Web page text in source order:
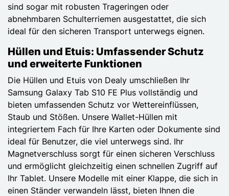
sind sogar mit robusten Trageringen oder
abnehmbaren Schulterriemen ausgestattet, die sich
ideal für den sicheren Transport unterwegs eignen.
Hüllen und Etuis: Umfassender Schutz
und erweiterte Funktionen
Die Hüllen und Etuis von Dealy umschließen Ihr
Samsung Galaxy Tab S10 FE Plus vollständig und
bieten umfassenden Schutz vor Wettereinflüssen,
Staub und Stößen. Unsere Wallet-Hüllen mit
integriertem Fach für Ihre Karten oder Dokumente sind
ideal für Benutzer, die viel unterwegs sind. Ihr
Magnetverschluss sorgt für einen sicheren Verschluss
und ermöglicht gleichzeitig einen schnellen Zugriff auf
Ihr Tablet. Unsere Modelle mit einer Klappe, die sich in
einen Ständer verwandeln lässt, bieten Ihnen die